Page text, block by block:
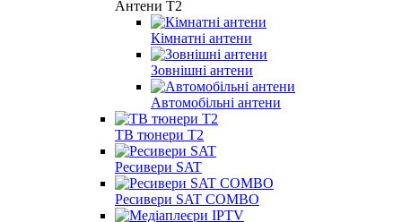
Антени Т2
Кімнатні антени
Зовнішні антени
Автомобільні антени
ТВ тюнери Т2
Ресивери SAT
Ресивери SAT COMBO